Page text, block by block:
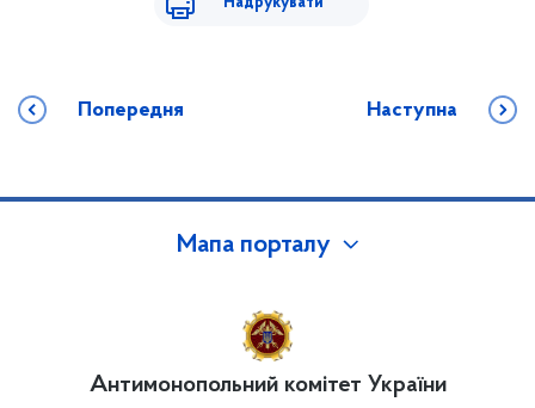
Попередня Наступна
Мапа порталу
Антимонопольний комітет України